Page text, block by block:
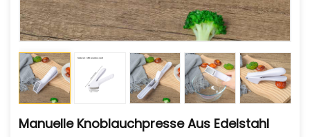
Manuelle Knoblauchpresse Aus Edelstahl